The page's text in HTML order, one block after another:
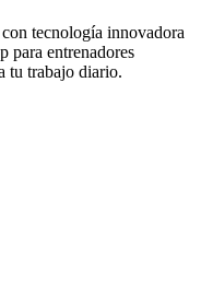
tecnología innovadora
para entrenadores
tu trabajo diario.